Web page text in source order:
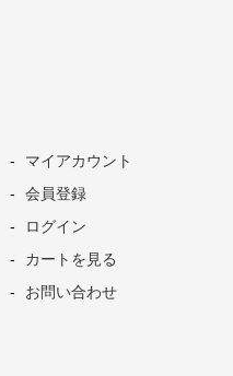
マイアカウント
会員登録
ログイン
カートを見る
お問い合わせ